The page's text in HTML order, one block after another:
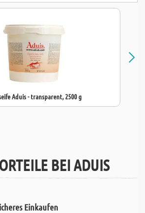
Aduis - transparent, 2500 g
BEI ADUIS
Einkaufen